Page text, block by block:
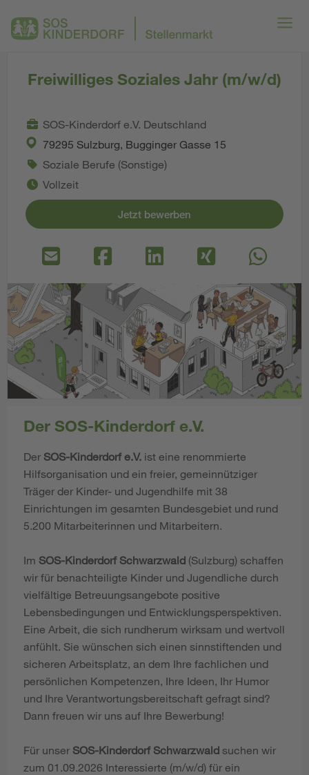
Freiwilliges Soziales Jahr (m/w/d)
SOS-Kinderdorf e.V. Deutschland
79295 Sulzburg, Bugginger Gasse 15
Soziale Berufe (Sonstige)
Vollzeit
Jetzt bewerben
Der SOS-Kinderdorf e.V.
Der SOS-Kinderdorf e.V. ist eine renommierte
Hilfsorganisation und ein freier, gemeinnütziger
Träger der Kinder- und Jugendhilfe mit 38
Einrichtungen im gesamten Bundesgebiet und rund
5.200 Mitarbeiterinnen und Mitarbeitern.
Im SOS-Kinderdorf Schwarzwald (Sulzburg) schaffen
wir für benachteiligte Kinder und Jugendliche durch
vielfältige Betreuungsangebote positive
Lebensbedingungen und Entwicklungsperspektiven.
Eine Arbeit, die sich rundherum wirksam und wertvoll
anfühlt. Sie wünschen sich einen sinnstiftenden und
sicheren Arbeitsplatz, an dem Ihre fachlichen und
persönlichen Kompetenzen, Ihre Ideen, Ihr Humor
und Ihre Verantwortungsbereitschaft gefragt sind?
Dann freuen wir uns auf Ihre Bewerbung!
Für unser SOS-Kinderdorf Schwarzwald suchen wir
zum 01.09.2026 Interessierte (m/w/d) für ein